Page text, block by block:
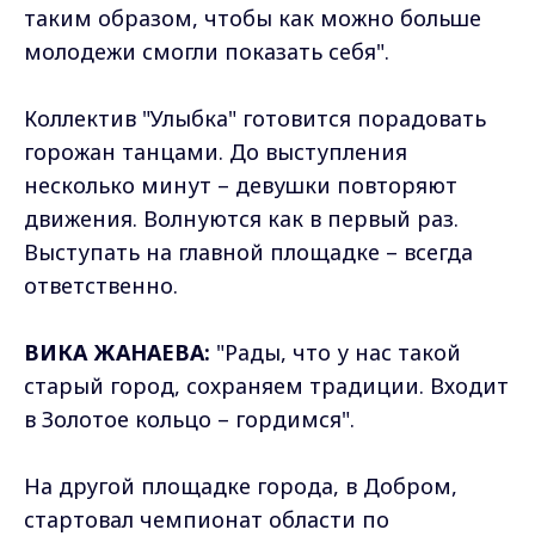
таким образом, чтобы как можно больше
молодежи смогли показать себя".
Коллектив "Улыбка" готовится порадовать
горожан танцами. До выступления
несколько минут – девушки повторяют
движения. Волнуются как в первый раз.
Выступать на главной площадке – всегда
ответственно.
ВИКА ЖАНАЕВА: "Рады, что у нас такой
старый город, сохраняем традиции. Входит
в Золотое кольцо – гордимся".
На другой площадке города, в Добром,
стартовал чемпионат области по